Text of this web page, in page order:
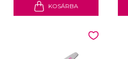
KOSÁRBA